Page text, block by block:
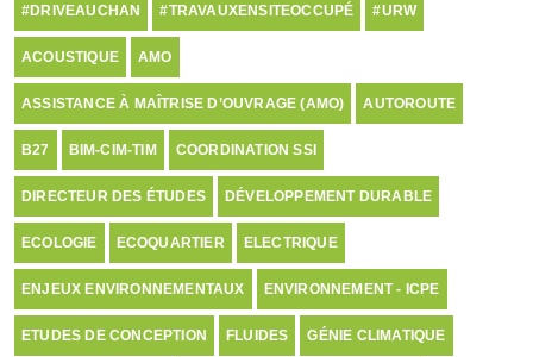
#DRIVEAUCHAN #TRAVAUXENSITEOCCUPÉ #URW
ACOUSTIQUE AMO
ASSISTANCE À MAÎTRISE D’OUVRAGE (AMO) AUTOROUTE
B27 BIM-CIM-TIM COORDINATION SSI
DIRECTEUR DES ÉTUDES DÉVELOPPEMENT DURABLE
ECOLOGIE ECOQUARTIER ELECTRIQUE
ENJEUX ENVIRONNEMENTAUX ENVIRONNEMENT - ICPE
ETUDES DE CONCEPTION FLUIDES GÉNIE CLIMATIQUE